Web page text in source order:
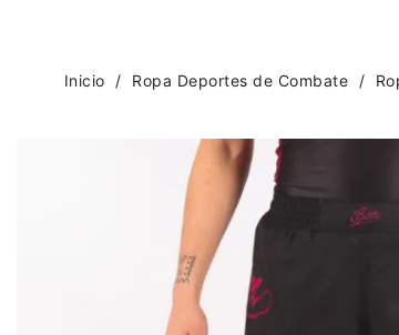
Inicio Ropa Deportes de Combate